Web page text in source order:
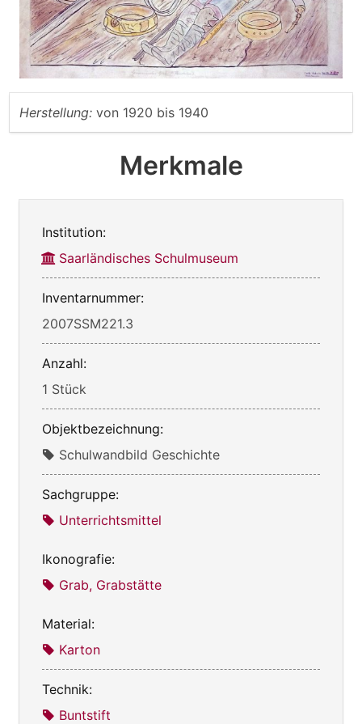
Herstellung: von 1920 bis 1940
Merkmale
Institution:
Saarländisches Schulmuseum
Inventarnummer:
2007SSM221.3
Anzahl:
1 Stück
Objektbezeichnung:
Schulwandbild Geschichte
Sachgruppe:
Unterrichtsmittel
Ikonografie:
Grab, Grabstätte
Material:
Karton
Technik:
Buntstift